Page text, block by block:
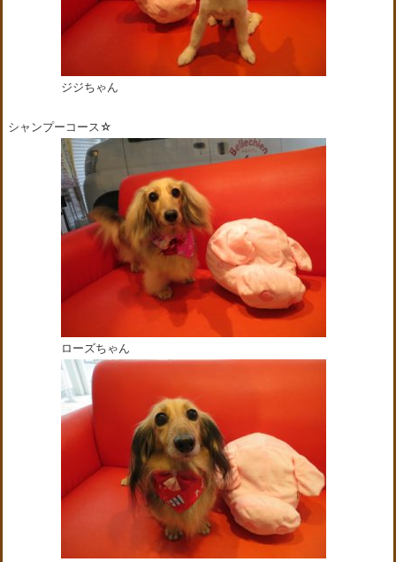
ジジちゃん
シャンプーコース☆
ローズちゃん